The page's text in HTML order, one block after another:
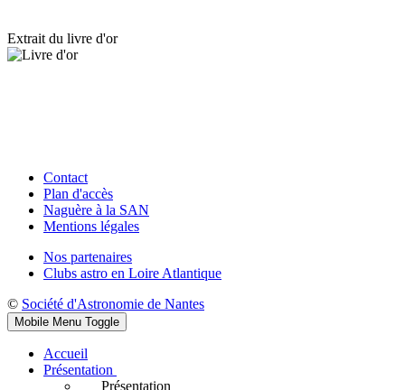
Extrait du livre d'or
Contact
Plan d'accès
Naguère à la SAN
Mentions légales
Nos partenaires
Clubs astro en Loire Atlantique
© Société d'Astronomie de Nantes
Mobile Menu Toggle
Accueil
Présentation
Présentation